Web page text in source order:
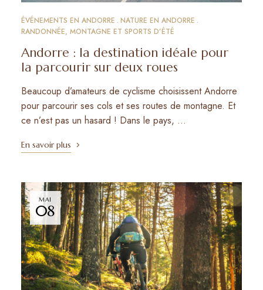
ÉVÉNEMENTS EN ANDORRE NATURE EN ANDORRE
RANDONNÉE, MONTAGNE ET SPORTS D’ÉTÉ
Andorre : la destination idéale pour
la parcourir sur deux roues
Beaucoup d’amateurs de cyclisme choisissent Andorre
pour parcourir ses cols et ses routes de montagne. Et
ce n’est pas un hasard ! Dans le pays, …
En savoir plus
MAI
08